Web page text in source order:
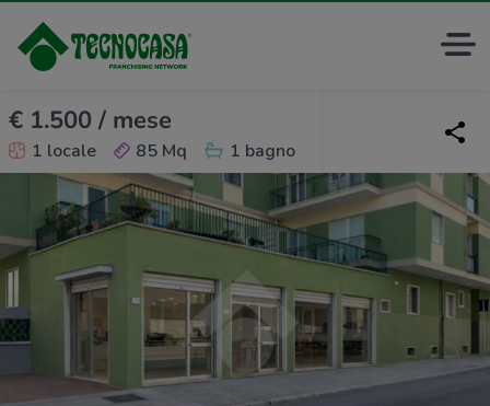
€ 1.500 / mese
1 locale 85 Mq 1 bagno